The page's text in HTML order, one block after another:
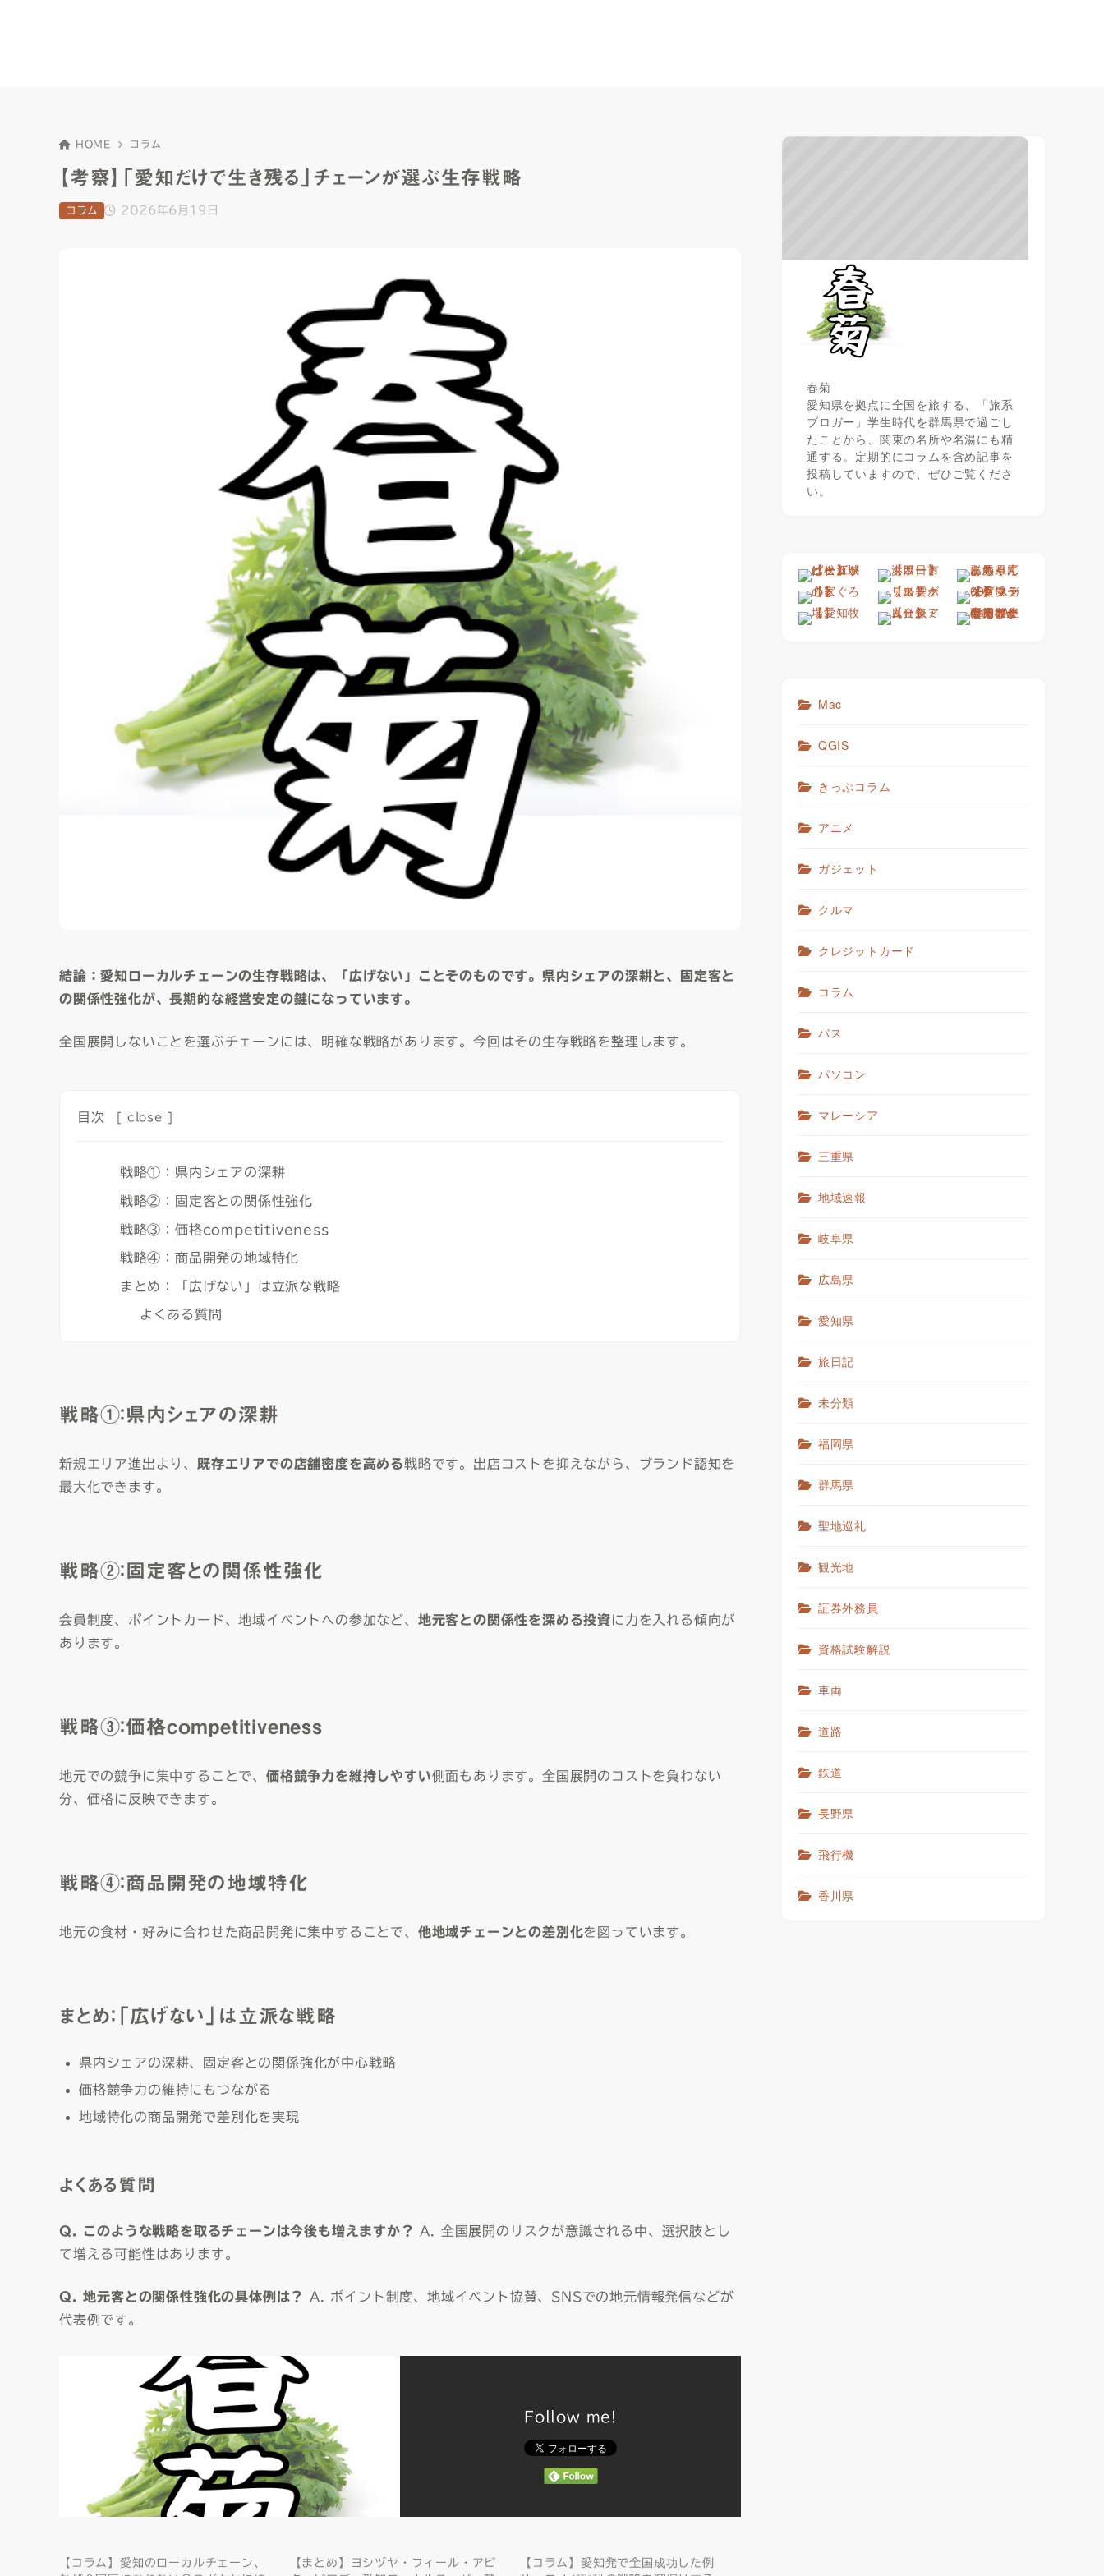
HOME コラム
【考察】「愛知だけで生き残る」チェーンが選ぶ生存戦略
2026年6月19日
コラム
結論：愛知ローカルチェーンの生存戦略は、「広げない」ことそのものです。県内シェアの深耕と、固定客と
の関係性強化が、長期的な経営安定の鍵になっています。
全国展開しないことを選ぶチェーンには、明確な戦略があります。今回はその生存戦略を整理します。
目次 [ close ]
戦略①：県内シェアの深耕
戦略②：固定客との関係性強化
戦略③：価格competitiveness
戦略④：商品開発の地域特化
まとめ：「広げない」は立派な戦略
よくある質問
戦略①：県内シェアの深耕
新規エリア進出より、 既存エリアでの店舗密度を高める戦略です。出店コストを抑えながら、ブランド認知を
最大化できます。
戦略②：固定客との関係性強化
会員制度、ポイントカード、地域イベントへの参加など、 地元客との関係性を深める投資に力を入れる傾向が
あります。
戦略③：価格competitiveness
地元での競争に集中することで、 価格競争力を維持しやすい側面もあります。全国展開のコストを負わない
分、価格に反映できます。
戦略④：商品開発の地域特化
地元の食材・好みに合わせた商品開発に集中することで、 他地域チェーンとの差別化を図っています。
まとめ：「広げない」は立派な戦略
県内シェアの深耕、固定客との関係強化が中心戦略
価格競争力の維持にもつながる
地域特化の商品開発で差別化を実現
よくある質問
Q. このような戦略を取るチェーンは今後も増えますか？
A. 全国展開のリスクが意識される中、選択肢とし
て増える可能性はあります。
Q. 地元客との関係性強化の具体例は？
A. ポイント制度、地域イベント協賛、SNSでの地元情報発信などが
代表例です。
Follow me!
【コラム】愛知のローカルチェーン、
【まとめ】ヨシヅヤ・フィール・アピ
【コラム】愛知発で全国成功した例
春菊
愛知県を拠点に全国を旅する、「旅系
ブロガー」学生時代を群馬県で過ごし
たことから、関東の名所や名湯にも精
通する。定期的にコラムを含め記事を
投稿していますので、ぜひご覧くださ
い。
Mac
QGIS
きっぷコラム
アニメ
ガジェット
クルマ
クレジットカード
コラム
バス
パソコン
マレーシア
三重県
地域速報
岐阜県
広島県
愛知県
旅日記
未分類
福岡県
群馬県
聖地巡礼
観光地
証券外務員
資格試験解説
車両
道路
鉄道
長野県
飛行機
香川県